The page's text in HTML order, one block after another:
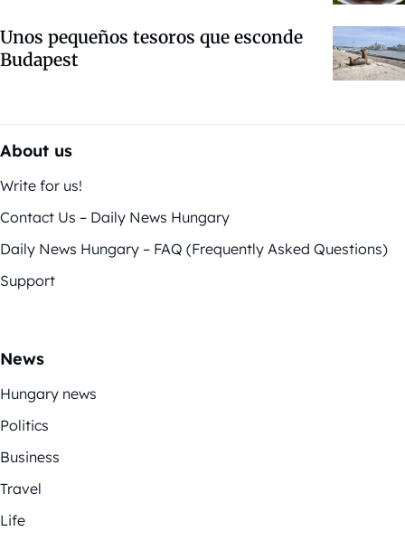
Unos pequeños tesoros que esconde
Budapest
About us
Write for us!
Contact Us – Daily News Hungary
Daily News Hungary – FAQ (Frequently Asked Questions)
Support
News
Hungary news
Politics
Business
Travel
Life